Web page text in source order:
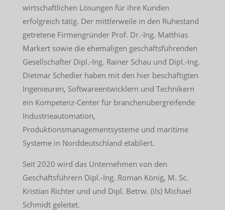
wirtschaftlichen Lösungen für ihre Kunden
erfolgreich tätig. Der mittlerweile in den Ruhestand
getretene Firmengründer Prof. Dr.-Ing. Matthias
Markert sowie die ehemaligen geschäftsführenden
Gesellschafter Dipl.-Ing. Rainer Schau und Dipl.-Ing.
Dietmar Schedler haben mit den hier beschäftigten
Ingenieuren, Softwareentwicklern und Technikern
ein Kompetenz-Center für branchenübergreifende
Industrieautomation,
Produktionsmanagementsysteme und maritime
Systeme in Norddeutschland etabliert.
Seit 2020 wird das Unternehmen von den
Geschäftsführern Dipl.-Ing. Roman König, M. Sc.
Kristian Richter und und Dipl. Betrw. (ils) Michael
Schmidt geleitet.